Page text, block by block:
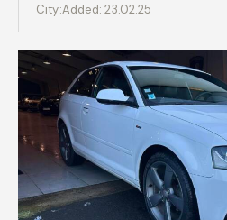
City:Added: 23.02.25